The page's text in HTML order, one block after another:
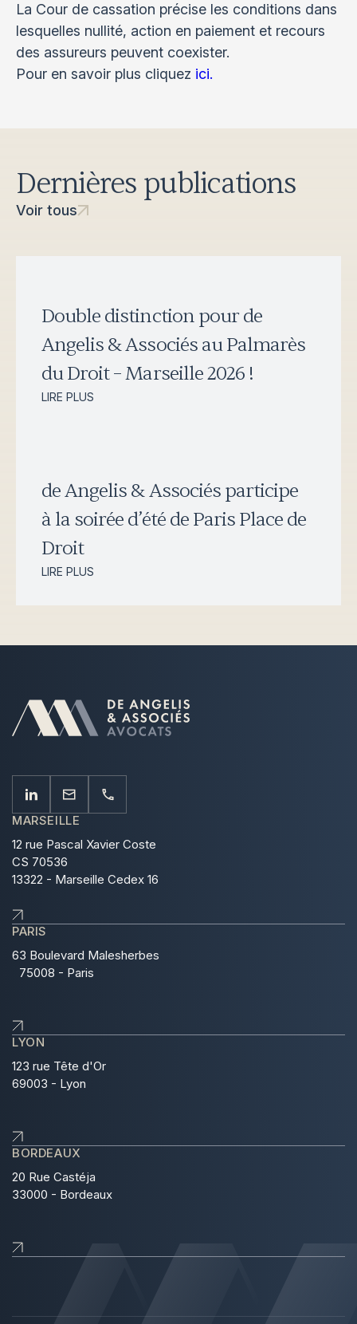
La Cour de cassation précise les conditions dans
lesquelles nullité, action en paiement et recours
des assureurs peuvent coexister.
Pour en savoir plus cliquez ici.
Dernières publications
Voir tous
Double distinction pour de
Angelis & Associés au Palmarès
du Droit – Marseille 2026 !
LIRE PLUS
de Angelis & Associés participe
à la soirée d’été de Paris Place de
Droit
LIRE PLUS
MARSEILLE
12 rue Pascal Xavier Coste
CS 70536
13322 - Marseille Cedex 16
PARIS
63 Boulevard Malesherbes
75008 - Paris
LYON
123 rue Tête d'Or
69003 - Lyon
BORDEAUX
20 Rue Castéja
33000 - Bordeaux